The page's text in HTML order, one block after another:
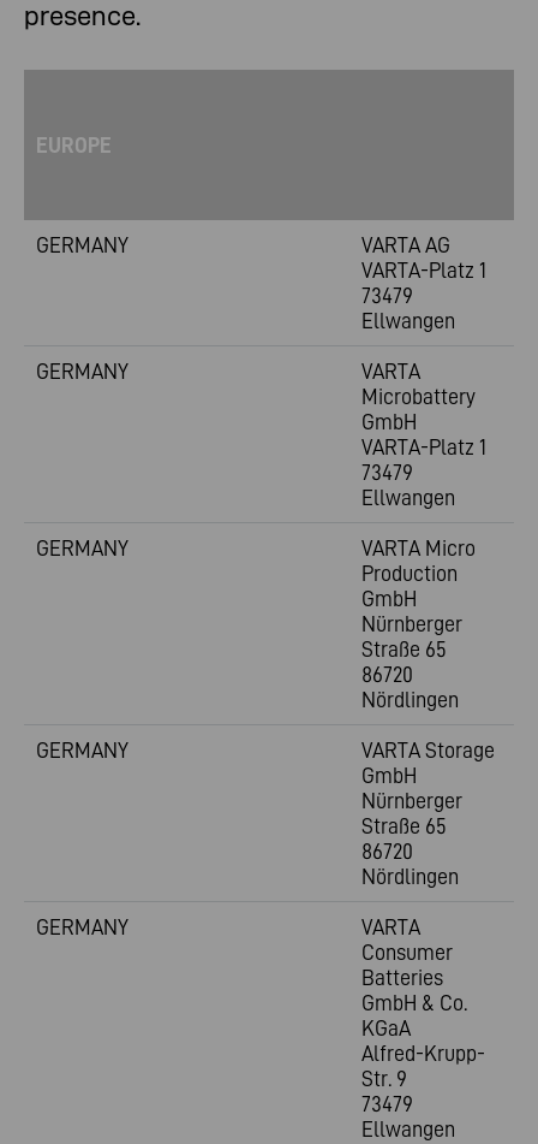
presence.
EUROPE
GERMANY
VARTA AG
VARTA-Platz 1
73479
Ellwangen
GERMANY
VARTA
Microbattery
GmbH
VARTA-Platz 1
73479
Ellwangen
GERMANY
VARTA Micro
Production
GmbH
Nürnberger
Straße 65
86720
Nördlingen
GERMANY
VARTA Storage
GmbH
Nürnberger
Straße 65
86720
Nördlingen
GERMANY
VARTA
Consumer
Batteries
GmbH & Co.
KGaA
Alfred-Krupp-
Str. 9
73479
Ellwangen